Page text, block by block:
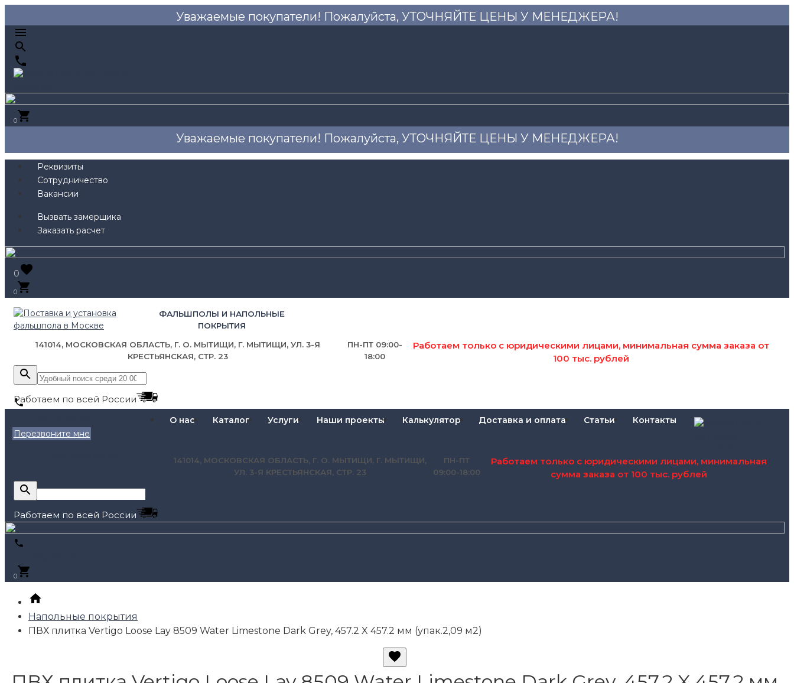
Уважаемые покупатели! Пожалуйста, УТОЧНЯЙТЕ ЦЕНЫ У МЕНЕДЖЕРА!
0
Уважаемые покупатели! Пожалуйста, УТОЧНЯЙТЕ ЦЕНЫ У МЕНЕДЖЕРА!
Реквизиты
Сотрудничество
Вакансии
Вызвать замерщика
Заказать расчет
0
0
ФАЛЬШПОЛЫ И НАПОЛЬНЫЕ
ПОКРЫТИЯ
141014, МОСКОВСКАЯ ОБЛАСТЬ, Г. О. МЫТИЩИ, Г. МЫТИЩИ, УЛ. 3-Я
КРЕСТЬЯНСКАЯ, СТР. 23
ПН-ПТ 09:00-
18:00
Работаем только с юридическими лицами, минимальная сумма заказа от
100 тыс. рублей
Работаем по всей России
Перезвоните мне
О нас Каталог Услуги Наши проекты Калькулятор Доставка и оплата Статьи Контакты
141014, МОСКОВСКАЯ ОБЛАСТЬ, Г. О. МЫТИЩИ, Г. МЫТИЩИ,
УЛ. 3-Я КРЕСТЬЯНСКАЯ, СТР. 23
ПН-ПТ
09:00-18:00
Работаем только с юридическими лицами, минимальная
сумма заказа от 100 тыс. рублей
Работаем по всей России
0
Напольные покрытия
ПВХ плитка Vertigo Loose Lay 8509 Water Limestone Dark Grey, 457.2 X 457.2 мм (упак.2,09 м2)